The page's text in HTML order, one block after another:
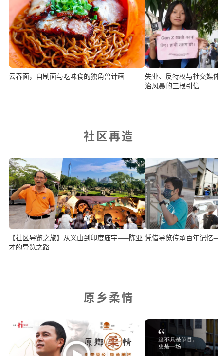
云吞面，自制面与吃味食的独角兽计画
失业、反特权与社交媒
治风暴的三根引信
社区再造
【社区导览之旅】从义山到印度庙宇——陈亚
才的导览之路
凭借导览传承百年记忆
原乡柔情